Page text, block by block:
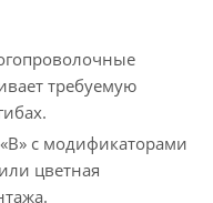
требуемую
с модификаторами
цветная